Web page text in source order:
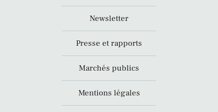
Newsletter
Presse et rapports
Marchés publics
Mentions légales